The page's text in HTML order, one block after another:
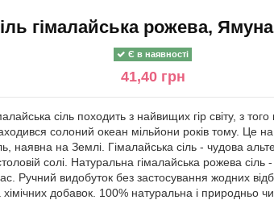
гімалайська рожева,
Є в наявності
41,40 грн
сіль походить з найвищих гір світу, з
солоний океан мільйони років тому. Це
наявна на Землі. Гімалайська сіль - чудова
солі. Натуральна гімалайська рожева сіль
Ручний видобуток без застосування жодних
хімічних добавок. 100% натуральна і природньо